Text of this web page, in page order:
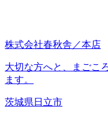
株式会社春秋舎／本店
大切な方へと、まごこ
ます。
茨城県日立市